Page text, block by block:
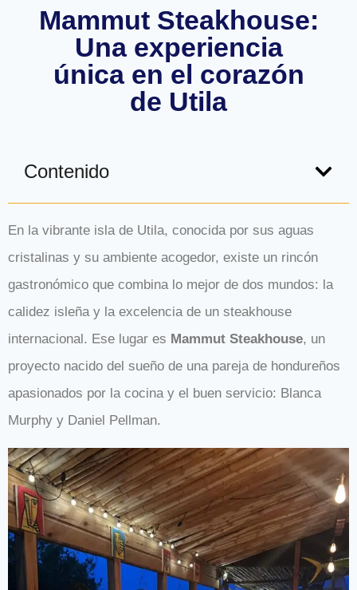
Mammut Steakhouse:
Una experiencia
única en el corazón
de Utila
Contenido
En la vibrante isla de Utila, conocida por sus aguas
cristalinas y su ambiente acogedor, existe un rincón
gastronómico que combina lo mejor de dos mundos: la
calidez isleña y la excelencia de un steakhouse
internacional. Ese lugar es Mammut Steakhouse, un
proyecto nacido del sueño de una pareja de hondureños
apasionados por la cocina y el buen servicio: Blanca
Murphy y Daniel Pellman.